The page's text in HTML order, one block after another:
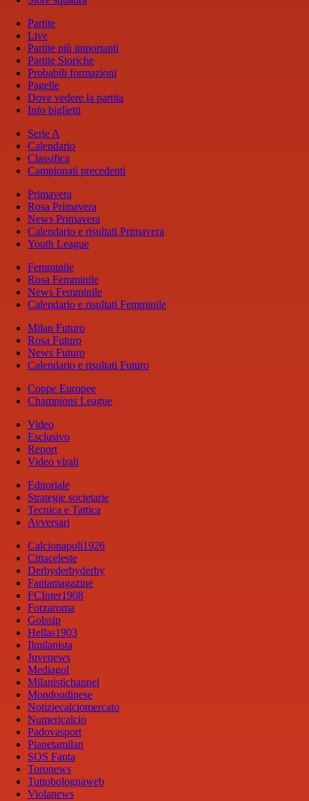
Partite
Live
Partite più importanti
Partite Storiche
Probabili formazioni
Pagelle
Dove vedere la partita
Info biglietti
Serie A
Calendario
Classifica
Campionati precedenti
Primavera
Rosa Primavera
News Primavera
Calendario e risultati Primavera
Youth League
Femminile
Rosa Femminile
News Femminile
Calendario e risultati Femminile
Milan Futuro
Rosa Futuro
News Futuro
Calendario e risultati Futuro
Coppe Europee
Champions League
Video
Esclusivo
Report
Video virali
Editoriale
Strategie societarie
Tecnica e Tattica
Avversari
Calcionapoli1926
Cittaceleste
Derbyderbyderby
Fantamagazine
FCInter1908
Forzaroma
Golssip
Hellas1903
Ilmilanista
Juvenews
Mediagol
Milanistichannel
Mondoudinese
Notiziecalciomercato
Numericalcio
Padovasport
Pianetamilan
SOS Fanta
Toronews
Tuttobolognaweb
Violanews